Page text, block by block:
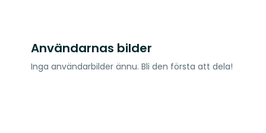
Användarnas bilder
Inga användarbilder ännu. Bli den första att dela!